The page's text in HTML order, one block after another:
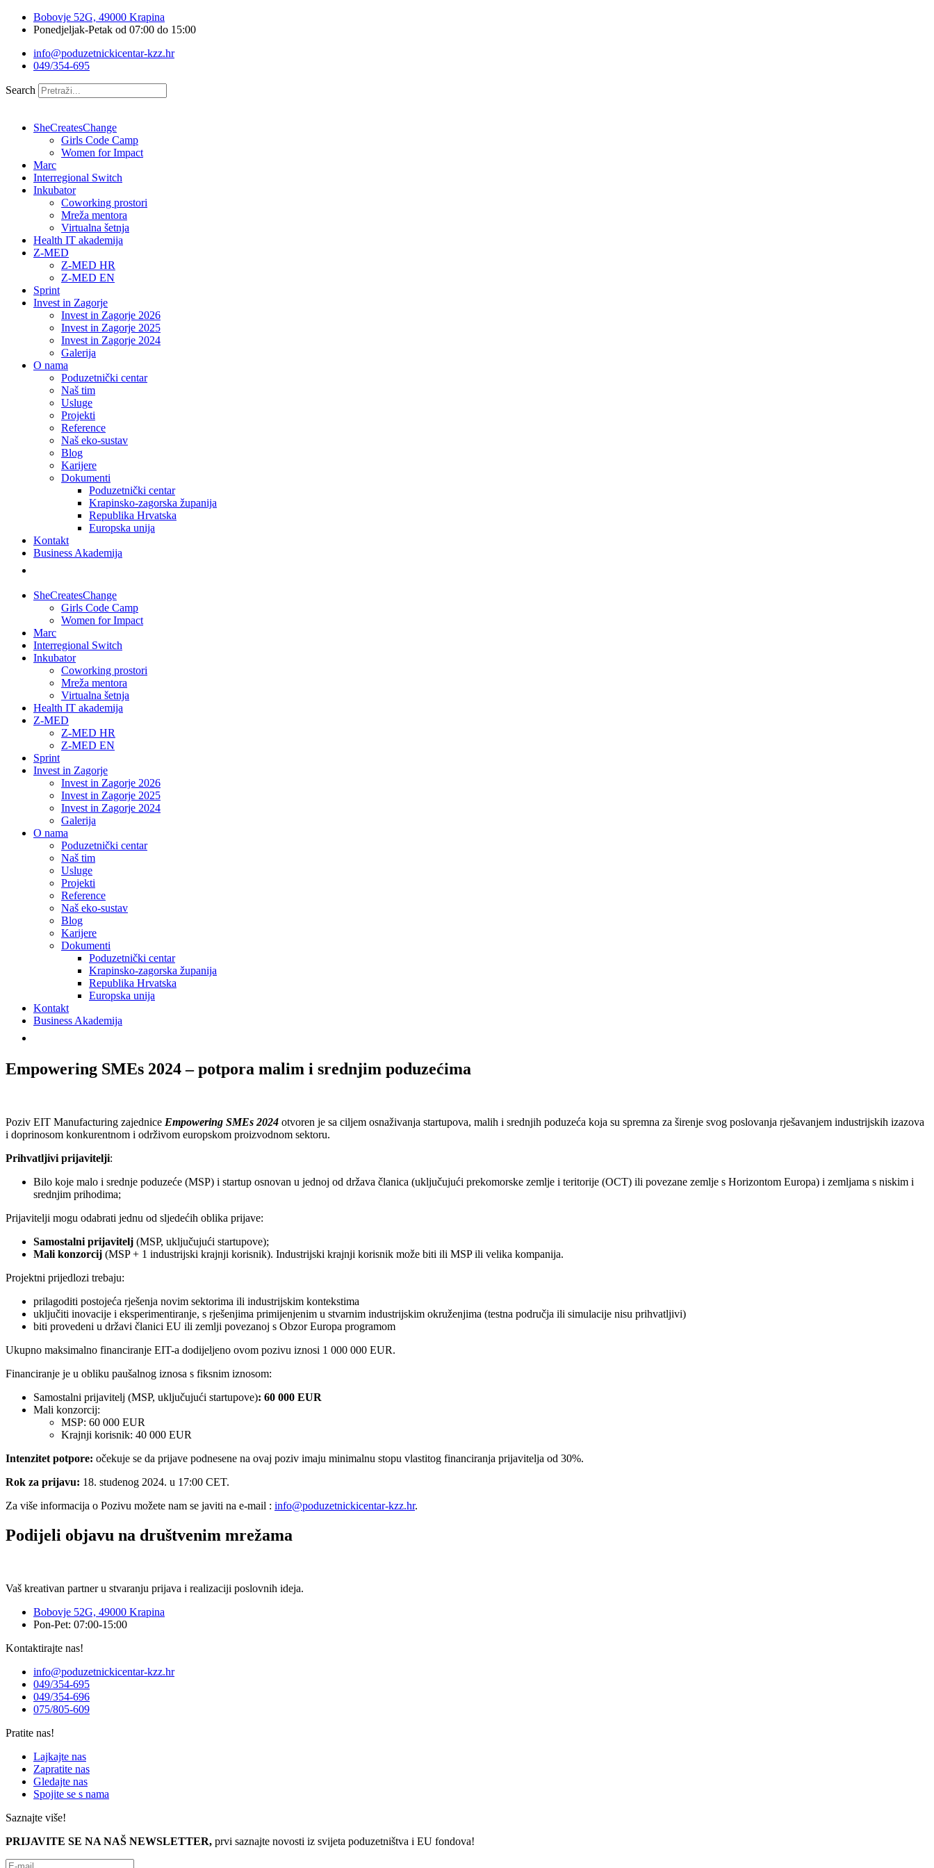
Bobovje 52G, 49000 Krapina
Ponedjeljak-Petak od 07:00 do 15:00
info@poduzetnickicentar-kzz.hr
049/354-695
Search
SheCreatesChange
Girls Code Camp
Women for Impact
Marc
Interregional Switch
Inkubator
Coworking prostori
Mreža mentora
Virtualna šetnja
Health IT akademija
Z-MED
Z-MED HR
Z-MED EN
Sprint
Invest in Zagorje
Invest in Zagorje 2026
Invest in Zagorje 2025
Invest in Zagorje 2024
Galerija
O nama
Poduzetnički centar
Naš tim
Usluge
Projekti
Reference
Naš eko-sustav
Blog
Karijere
Dokumenti
Poduzetnički centar
Krapinsko-zagorska županija
Republika Hrvatska
Europska unija
Kontakt
Business Akademija
SheCreatesChange
Girls Code Camp
Women for Impact
Marc
Interregional Switch
Inkubator
Coworking prostori
Mreža mentora
Virtualna šetnja
Health IT akademija
Z-MED
Z-MED HR
Z-MED EN
Sprint
Invest in Zagorje
Invest in Zagorje 2026
Invest in Zagorje 2025
Invest in Zagorje 2024
Galerija
O nama
Poduzetnički centar
Naš tim
Usluge
Projekti
Reference
Naš eko-sustav
Blog
Karijere
Dokumenti
Poduzetnički centar
Krapinsko-zagorska županija
Republika Hrvatska
Europska unija
Kontakt
Business Akademija
Empowering SMEs 2024 – potpora malim i srednjim poduzećima
Poziv EIT Manufacturing zajednice Empowering SMEs 2024 otvoren je sa ciljem osnaživanja startupova, malih i srednjih poduzeća koja su spremna za širenje svog poslovanja rješavanjem industrijskih izazova
i doprinosom konkurentnom i održivom europskom proizvodnom sektoru.
Prihvatljivi prijavitelji:
Bilo koje malo i srednje poduzeće (MSP) i startup osnovan u jednoj od država članica (uključujući prekomorske zemlje i teritorije (OCT) ili povezane zemlje s Horizontom Europa) i zemljama s niskim i
srednjim prihodima;
Prijavitelji mogu odabrati jednu od sljedećih oblika prijave:
Samostalni prijavitelj (MSP, uključujući startupove);
Mali konzorcij (MSP + 1 industrijski krajnji korisnik). Industrijski krajnji korisnik može biti ili MSP ili velika kompanija.
Projektni prijedlozi trebaju:
prilagoditi postojeća rješenja novim sektorima ili industrijskim kontekstima
uključiti inovacije i eksperimentiranje, s rješenjima primijenjenim u stvarnim industrijskim okruženjima (testna područja ili simulacije nisu prihvatljivi)
biti provedeni u državi članici EU ili zemlji povezanoj s Obzor Europa programom
Ukupno maksimalno financiranje EIT-a dodijeljeno ovom pozivu iznosi 1 000 000 EUR.
Financiranje je u obliku paušalnog iznosa s fiksnim iznosom:
Samostalni prijavitelj (MSP, uključujući startupove): 60 000 EUR
Mali konzorcij:
MSP: 60 000 EUR
Krajnji korisnik: 40 000 EUR
Intenzitet potpore: očekuje se da prijave podnesene na ovaj poziv imaju minimalnu stopu vlastitog financiranja prijavitelja od 30%.
Rok za prijavu: 18. studenog 2024. u 17:00 CET.
Za više informacija o Pozivu možete nam se javiti na e-mail : info@poduzetnickicentar-kzz.hr.
Podijeli objavu na društvenim mrežama
Vaš kreativan partner u stvaranju prijava i realizaciji poslovnih ideja.
Bobovje 52G, 49000 Krapina
Pon-Pet: 07:00-15:00
Kontaktirajte nas!
info@poduzetnickicentar-kzz.hr
049/354-695
049/354-696
075/805-609
Pratite nas!
Lajkajte nas
Zapratite nas
Gledajte nas
Spojite se s nama
Saznajte više!
PRIJAVITE SE NA NAŠ NEWSLETTER, prvi saznajte novosti iz svijeta poduzetništva i EU fondova!